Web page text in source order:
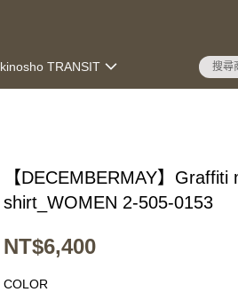
kinosho TRANSIT
【DECEMBERMAY】Graffiti
shirt_WOMEN 2-505-0153
NT$6,400
COLOR